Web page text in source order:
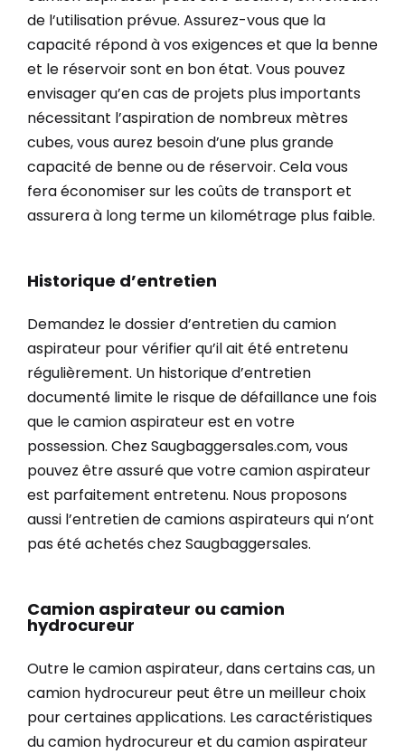
de l’utilisation prévue. Assurez-vous que la
capacité répond à vos exigences et que la benne
et le réservoir sont en bon état. Vous pouvez
envisager qu’en cas de projets plus importants
nécessitant l’aspiration de nombreux mètres
cubes, vous aurez besoin d’une plus grande
capacité de benne ou de réservoir. Cela vous
fera économiser sur les coûts de transport et
assurera à long terme un kilométrage plus faible.
Historique d’entretien
Demandez le dossier d’entretien du camion
aspirateur pour vérifier qu’il ait été entretenu
régulièrement. Un historique d’entretien
documenté limite le risque de défaillance une fois
que le camion aspirateur est en votre
possession. Chez Saugbaggersales.com, vous
pouvez être assuré que votre camion aspirateur
est parfaitement entretenu. Nous proposons
aussi l’entretien de camions aspirateurs qui n’ont
pas été achetés chez Saugbaggersales.
Camion aspirateur ou camion
hydrocureur
Outre le camion aspirateur, dans certains cas, un
camion hydrocureur peut être un meilleur choix
pour certaines applications. Les caractéristiques
du camion hydrocureur et du camion aspirateur